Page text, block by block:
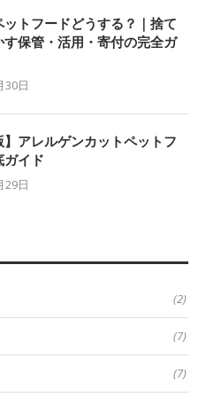
ットフードどうする？｜捨て
す保管・活用・寄付の完全ガ
30日
】アレルゲンカットペットフ
ガイド
29日
(2)
(7)
(7)